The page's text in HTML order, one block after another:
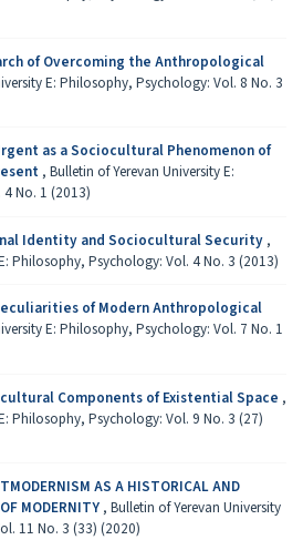
of Overcoming the Anthropological
E: Philosophy, Psychology: Vol. 8 No. 3
as a Sociocultural Phenomenon of
, Bulletin of Yerevan University E:
No. 1 (2013)
Identity and Sociocultural Security ,
Philosophy, Psychology: Vol. 4 No. 3 (2013)
of Modern Anthropological
E: Philosophy, Psychology: Vol. 7 No. 1
Components of Existential Space ,
Philosophy, Psychology: Vol. 9 No. 3 (27)
AS A HISTORICAL AND
MODERNITY , Bulletin of Yerevan University
11 No. 3 (33) (2020)